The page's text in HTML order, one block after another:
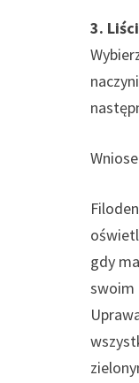
3.
gdy
swoim